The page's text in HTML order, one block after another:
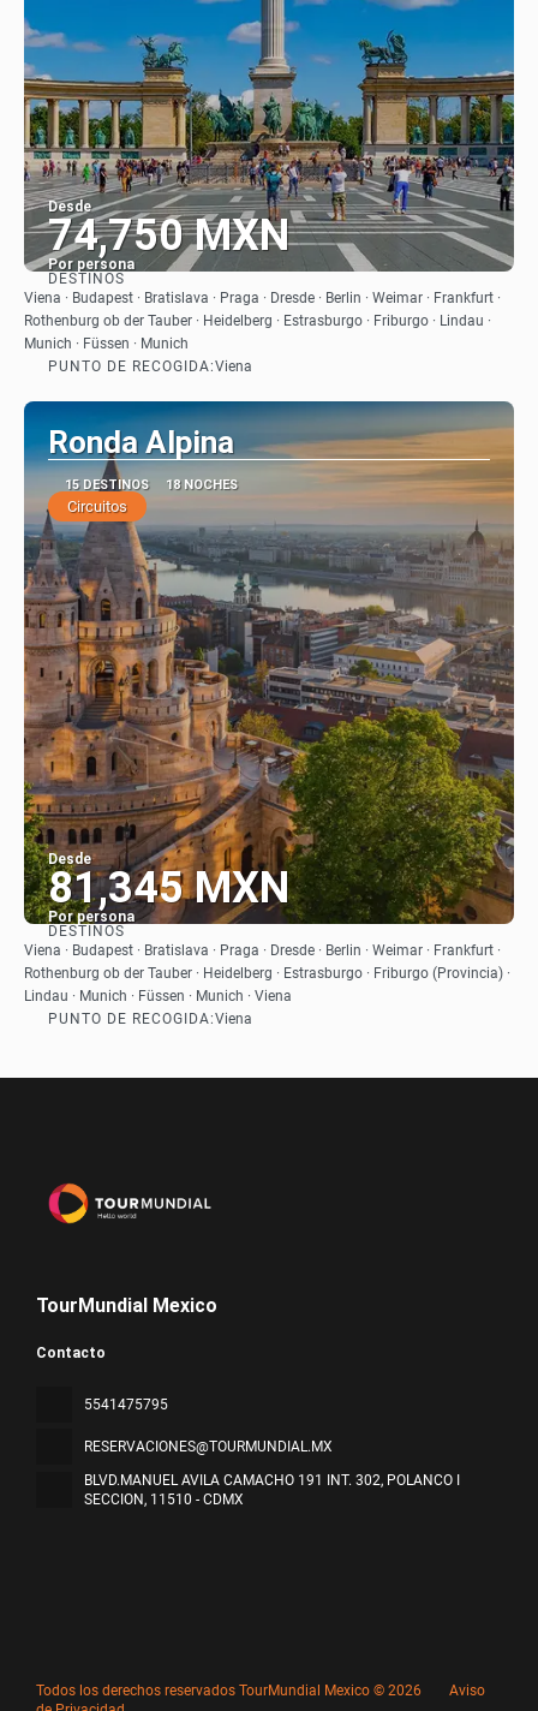
Desde
74,750 MXN
Por persona
Ver
DESTINOS
Viena · Budapest · Bratislava · Praga · Dresde · Berlin · Weimar · Frankfurt ·
Rothenburg ob der Tauber · Heidelberg · Estrasburgo · Friburgo · Lindau ·
Munich · Füssen · Munich
PUNTO DE RECOGIDA:Viena
Ronda Alpina
15 DESTINOS 18 NOCHES
Circuitos
Desde
81,345 MXN
Por persona
Ver
DESTINOS
Viena · Budapest · Bratislava · Praga · Dresde · Berlin · Weimar · Frankfurt ·
Rothenburg ob der Tauber · Heidelberg · Estrasburgo · Friburgo (Provincia) ·
Lindau · Munich · Füssen · Munich · Viena
PUNTO DE RECOGIDA:Viena
TourMundial Mexico
Contacto
5541475795
RESERVACIONES@TOURMUNDIAL.MX
BLVD.MANUEL AVILA CAMACHO 191 INT. 302, POLANCO I
SECCION, 11510 - CDMX
Todos los derechos reservados TourMundial Mexico © 2026
Aviso